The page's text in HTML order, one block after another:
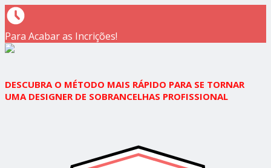
Para Acabar as Incrições!
DESCUBRA O MÉTODO MAIS RÁPIDO PARA SE TORNAR
UMA DESIGNER DE SOBRANCELHAS PROFISSIONAL